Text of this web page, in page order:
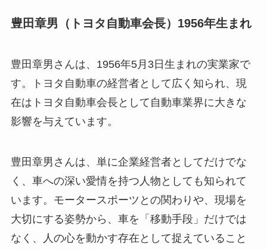
豊田章男（トヨタ自動車会長）1956年生まれ
豊田章男さんは、1956年5月3日生まれの実業家で
す。トヨタ自動車の経営者として広く知られ、現
在はトヨタ自動車会長として自動車業界に大きな
影響を与えています。
豊田章男さんは、単に企業経営者としてだけでな
く、車への深い愛情を持つ人物としても知られて
います。モータースポーツとの関わりや、現場を
大切にする姿勢から、車を「移動手段」だけでは
なく、人の心を動かす存在として捉えていること